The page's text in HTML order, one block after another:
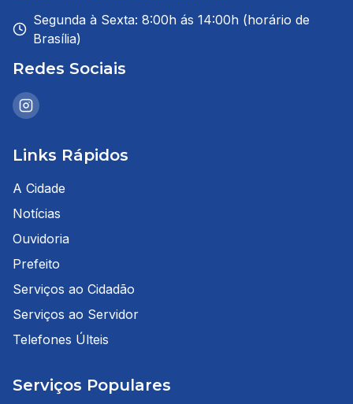
Segunda à Sexta: 8:00h ás 14:00h (horário de
Brasília)
Redes Sociais
Links Rápidos
A Cidade
Notícias
Ouvidoria
Prefeito
Serviços ao Cidadão
Serviços ao Servidor
Telefones Últeis
Serviços Populares